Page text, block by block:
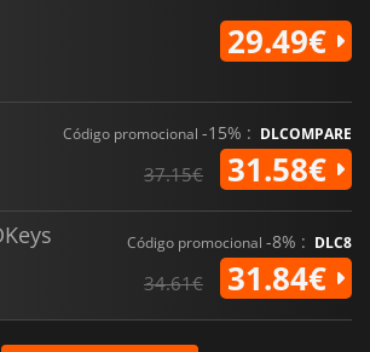
29.49€
Código promocional -15% : DLCOMPARE
37.15€ 31.58€
Código promocional -8% : DLC8
34.61€ 31.84€